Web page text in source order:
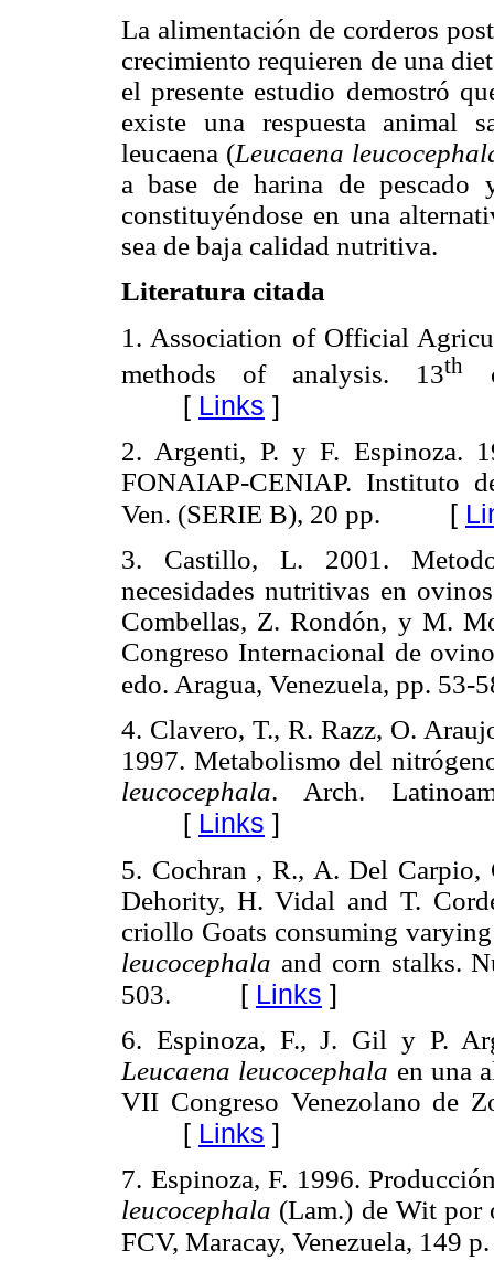
La alimentación de corderos
crecimiento requieren de una
el presente estudio demostró
existe una respuesta animal
leucaena (Leucaena
a base de harina de pescado
constituyéndose en una
sea de baja calidad nutritiva.
Literatura citada
1. Association of Official
methods of analysis. 13th
[ Links ]
2. Argenti, P. y F. Espinoza.
FONAIAP-CENIAP. Instituto
Ven. (SERIE B), 20 pp. [
3. Castillo, L. 2001.
necesidades nutritivas en
Combellas, Z. Rondón, y M.
Congreso Internacional de
edo. Aragua, Venezuela, pp. 53-
4. Clavero, T., R. Razz, O.
1997. Metabolismo del
leucocephala. Arch.
[ Links ]
5. Cochran , R., A. Del Carpio,
Dehority, H. Vidal and T.
criollo Goats consuming
leucocephala and corn stalks.
503. [ Links ]
6. Espinoza, F., J. Gil y P.
Leucaena leucocephala en una
VII Congreso Venezolano de
[ Links ]
7. Espinoza, F. 1996.
leucocephala (Lam.) de Wit por
FCV, Maracay, Venezuela, 149 p.